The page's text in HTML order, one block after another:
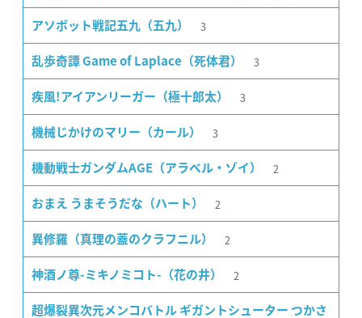
アソボット戦記五九（五九） 3
乱歩奇譚 Game of Laplace（死体君） 3
疾風!アイアンリーガー（極十郎太） 3
機械じかけのマリー（カール） 3
機動戦士ガンダムAGE（アラベル・ゾイ） 2
おまえ うまそうだな（ハート） 2
異修羅（真理の蓋のクラフニル） 2
神酒ノ尊-ミキノミコト-（花の井） 2
超爆裂異次元メンコバトル ギガントシューター つかさ